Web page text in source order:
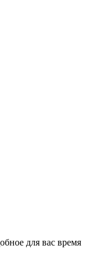
для вас время